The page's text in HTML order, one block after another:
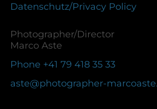
Datenschutz/Privacy Policy
Photographer/Director
Marco Aste
Phone +41 79 418 35 33
aste@photographer-